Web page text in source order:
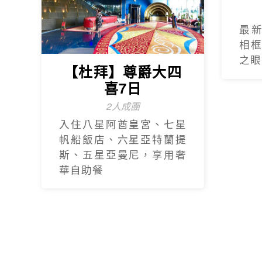
【杜拜】尊爵大四
喜7日
2人成團
入住八星阿酋皇宮、七星
帆船飯店、六星亞特蘭提
斯、五星亞曼尼，享用奢
華自助餐
最
相
之眼